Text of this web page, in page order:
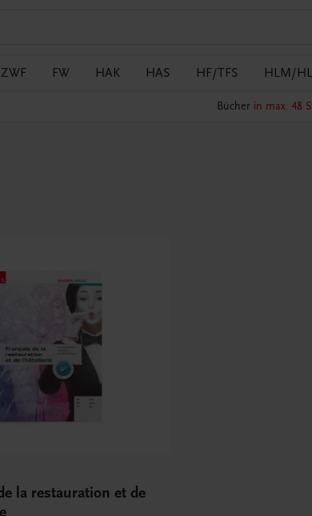
FW HAK HAS HF/TFS HLM/
Bücher in max. 48
la restauration et de